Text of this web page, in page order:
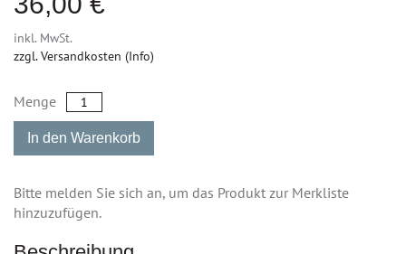
inkl. MwSt.
zzgl. Versandkosten (Info)
Menge
In den Warenkorb
Bitte melden Sie sich an, um das Produkt zur Merkliste
hinzuzufügen.